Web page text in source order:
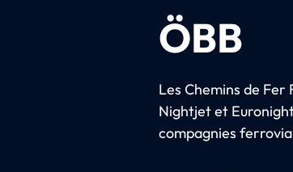
ÖBB
Les Chemins de
Nightjet et
compagnies